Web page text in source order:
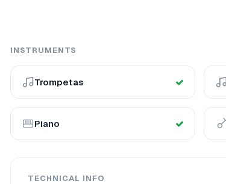
INSTRUMENTS
Trompetas
Piano
TECHNICAL INFO